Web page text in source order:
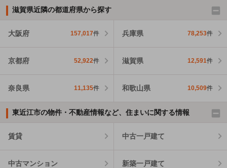
滋賀県近隣の都道府県から探す
大阪府 157,017件 兵庫県 78,253件
京都府 52,922件 滋賀県 12,591件
奈良県 11,135件 和歌山県 10,509件
東近江市の物件・不動産情報など、住まいに関する情報
賃貸 中古一戸建て
中古マンション 新築一戸建て